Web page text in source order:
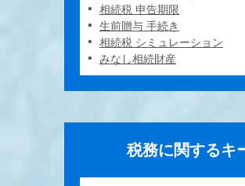
相続税 申告期限
生前贈与 手続き
相続税 シミュレーション
みなし相続財産
税務に関するキ